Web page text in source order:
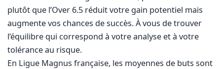
plutôt que l’Over 6.5 réduit votre gain potentiel mais
augmente vos chances de succès. À vous de trouver
l’équilibre qui correspond à votre analyse et à votre
tolérance au risque.
En Ligue Magnus française, les moyennes de buts sont